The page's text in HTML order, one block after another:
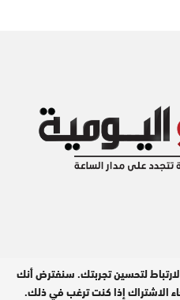
لتحسين تجربتك. سنفترض أنك
الاشتراك إذا كنت ترغب في ذلك.